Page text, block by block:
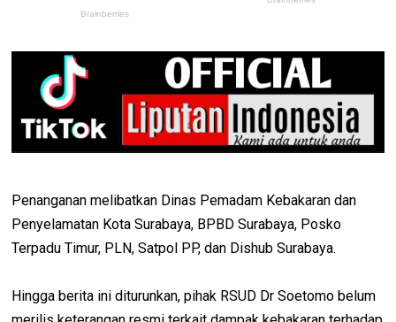
Penanganan melibatkan Dinas Pemadam Kebakaran dan
Penyelamatan Kota Surabaya, BPBD Surabaya, Posko
Terpadu Timur, PLN, Satpol PP, dan Dishub Surabaya.
Hingga berita ini diturunkan, pihak RSUD Dr Soetomo belum